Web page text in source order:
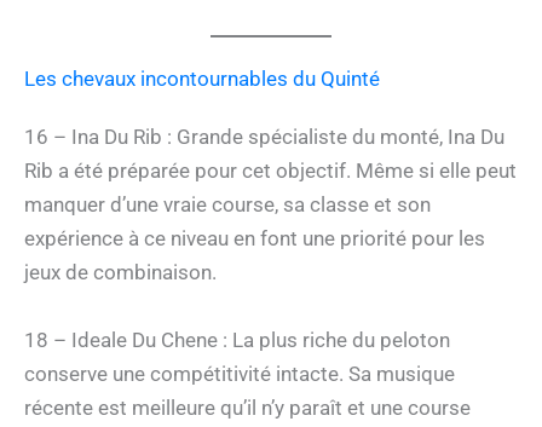
Les chevaux incontournables du Quinté
16 – Ina Du Rib : Grande spécialiste du monté, Ina Du
Rib a été préparée pour cet objectif. Même si elle peut
manquer d’une vraie course, sa classe et son
expérience à ce niveau en font une priorité pour les
jeux de combinaison.
18 – Ideale Du Chene : La plus riche du peloton
conserve une compétitivité intacte. Sa musique
récente est meilleure qu’il n’y paraît et une course